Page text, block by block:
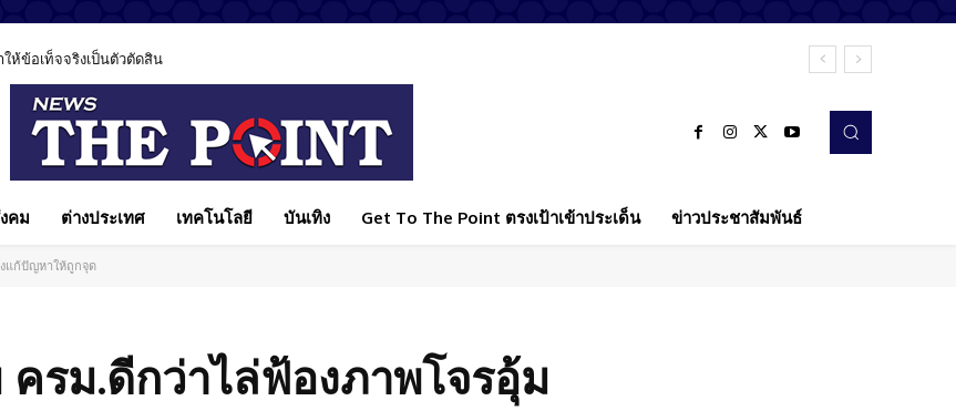
ห้ข้อเท็จจริงเป็นตัวตัดสิน
คม ต่างประเทศ เทคโนโลยี บันเทิง Get To The Point ตรงเป้าเข้าประเด็น ข่าวประชาสัมพันธ์
แก้ปัญหาให้ถูกจุด
รม.ดีกว่าไล่ฟ้องภาพโจรอุ้ม